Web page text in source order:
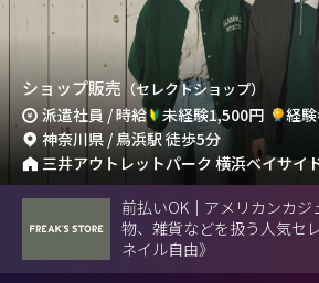
ショップ販売 （セレクトショップ）
派遣社員 / 時給 未経験1,500円
経
神奈川県 / 鳥浜駅 徒歩5分
三井アウトレットパーク 横浜ベイサイ
前払いOK｜アメリカンカ
物、雑貨などを扱う人気セ
ネイル自由》